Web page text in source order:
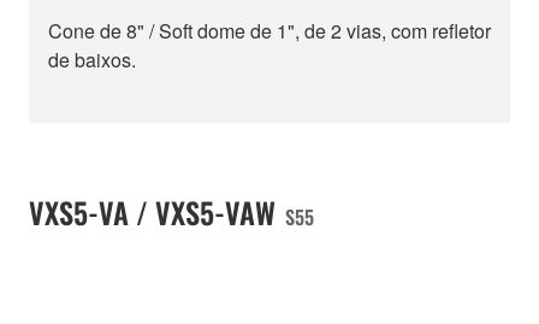
Cone de 8" / Soft dome de 1", de 2 vias, com refletor
de baixos.
VXS5-VA / VXS5-VAW S55